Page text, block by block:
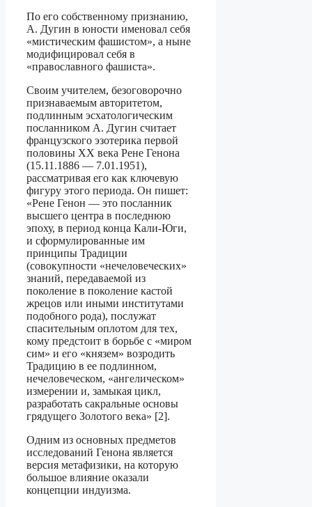
По его собственному признанию,
А. Дугин в юности именовал себя
«мистичес­ким фашистом», а ныне
модифицировал себя в
«православного фашиста».
Своим учителем, безоговорочно
признаваемым авторитетом,
подлинным эс­хатологическим
посланником А. Дугин считает
французского эзотерика первой
половины XX века Рене Генона
(15.11.1886 — 7.01.1951),
рассматривая его как ключевую
фигуру этого периода. Он пишет:
«Рене Генон — это посланник
высше­го центра в последнюю
эпоху, в период конца Кали-Юги,
и сформулированные им
принципы Традиции
(совокупности «нечеловеческих»
знаний, передаваемой из
поколение в поколение кастой
жрецов или иными институтами
подобного рода), послужат
спасительным оплотом для тех,
кому предстоит в борьбе с «миром
сим» и его «князем» возродить
Традицию в ее подлинном,
нечеловеческом, «ангелическом»
измерении и, замыкая цикл,
разработать сакральные основы
грядущего Золотого века» [2].
Одним из основных предметов
исследований Генона является
версия метафизи­ки, на которую
большое влияние оказали
концепции индуизма.